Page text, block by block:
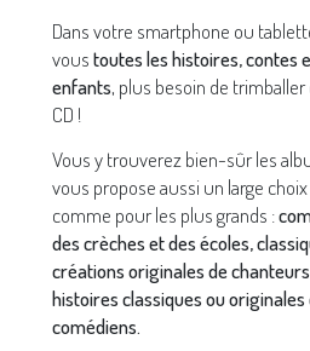
Dans votre smartphone ou
voustoutes les histoires, contes
enfants, plus besoin de
CD !
Vous y trouverez bien-sûr les
vous propose aussi un large
comme pour les plus grands :
des crèches et des écoles,
créations originales de
histoires classiques ou
comédiens.